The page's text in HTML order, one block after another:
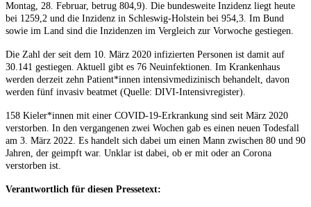
Montag, 28. Februar, betrug 804,9). Die bundesweite Inzidenz liegt heute
bei 1259,2 und die Inzidenz in Schleswig-Holstein bei 954,3. Im Bund
sowie im Land sind die Inzidenzen im Vergleich zur Vorwoche gestiegen.
Die Zahl der seit dem 10. März 2020 infizierten Personen ist damit auf
30.141 gestiegen. Aktuell gibt es 76 Neuinfektionen. Im Krankenhaus
werden derzeit zehn Patient*innen intensivmedizinisch behandelt, davon
werden fünf invasiv beatmet (Quelle: DIVI-Intensivregister).
158 Kieler*innen mit einer COVID-19-Erkrankung sind seit März 2020
verstorben. In den vergangenen zwei Wochen gab es einen neuen Todesfall
am 3. März 2022. Es handelt sich dabei um einen Mann zwischen 80 und 90
Jahren, der geimpft war. Unklar ist dabei, ob er mit oder an Corona
verstorben ist.
Verantwortlich für diesen Pressetext: